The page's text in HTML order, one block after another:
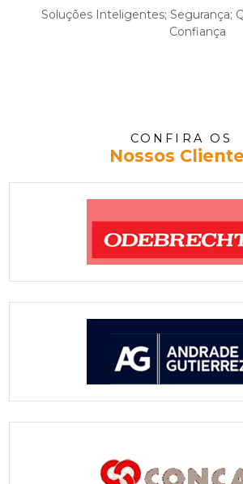
Soluções Inteligentes; Segurança;
Confiança
CONFIRA OS
Nossos